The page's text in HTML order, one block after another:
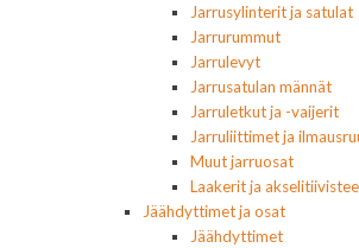
Jarrusylinterit ja satulat
Jarrurummut
Jarrulevyt
Jarrusatulan männät
Jarruletkut ja -vaijerit
Jarruliittimet ja
Muut jarruosat
Laakerit ja
Jäähdyttimet ja osat
Jäähdyttimet